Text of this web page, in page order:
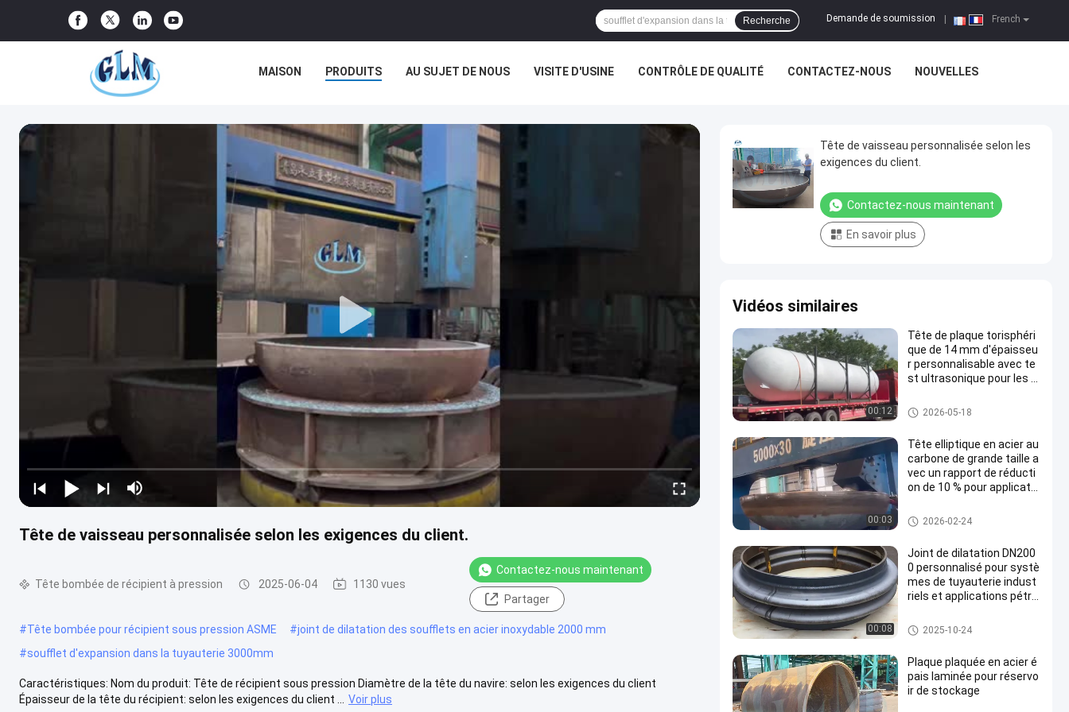
French
Demande de soumission
Recherche
MAISON PRODUITS AU SUJET DE NOUS VISITE D'USINE CONTRÔLE DE QUALITÉ CONTACTEZ-NOUS NOUVELLES
Tête de vaisseau personnalisée selon les exigences du client.
Tête bombée de récipient à pression 2025-06-04 1130 vues
Contactez-nous maintenant
Partager
#Tête bombée pour récipient sous pression ASME #joint de dilatation des soufflets en acier inoxydable 2000 mm
#soufflet d'expansion dans la tuyauterie 3000mm
Caractéristiques: Nom du produit: Tête de récipient sous pression Diamètre de la tête du navire: selon les exigences du client
Épaisseur de la tête du récipient: selon les exigences du client ...
Voir plus
Tête de vaisseau personnalisée selon les
exigences du client.
Contactez-nous maintenant
En savoir plus
Vidéos similaires
00:12
Tête de plaque torisphéri
que de 14 mm d'épaisseu
r personnalisable avec te
st ultrasonique pour les r
Tête bombée de récipient à pre
ssion
2026-05-18
00:03
Tête elliptique en acier au
carbone de grande taille a
vec un rapport de réducti
on de 10 % pour applicatio
tête elliptique de plat
2026-02-24
00:08
Joint de dilatation DN200
0 personnalisé pour systè
mes de tuyauterie indust
riels et applications pétro
Tête bombée de récipient à pre
ssion
2025-10-24
Plaque plaquée en acier é
pais laminée pour réservo
ir de stockage